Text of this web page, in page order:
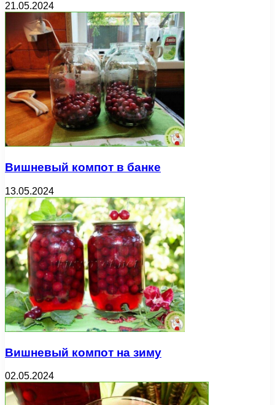
21.05.2024
Вишневый компот в банке
13.05.2024
Вишневый компот на зиму
02.05.2024